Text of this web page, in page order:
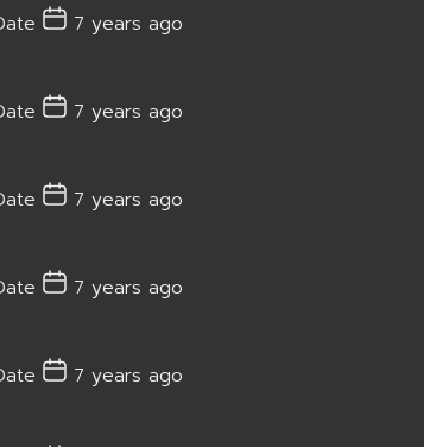
7 years ago
7 years ago
7 years ago
7 years ago
7 years ago